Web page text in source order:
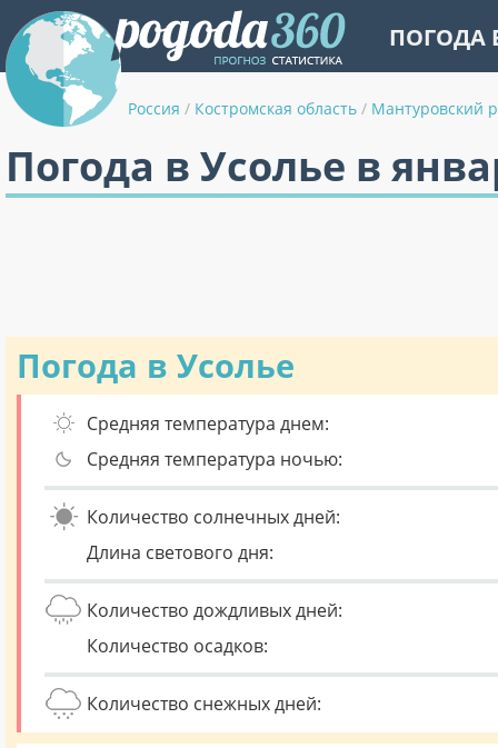
ПОГОДА
Россия / Костромская область / Мантуровский
Погода в Усолье в
Погода в Усолье
Средняя температура днем:
Средняя температура ночью:
Количество солнечных дней:
Длина светового дня:
Количество дождливых дней:
Количество осадков:
Количество снежных дней: